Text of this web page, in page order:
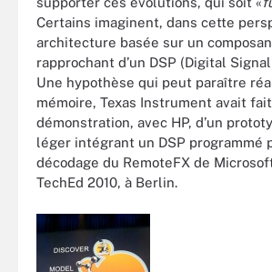
Certains imaginent, dans cette
architecture basée sur un
rapprochant d’un DSP (Digital
Une hypothèse qui peut paraître
mémoire, Texas Instrument avait
démonstration, avec HP, d’un
léger intégrant un DSP programmé
décodage du RemoteFX de
TechEd 2010, à Berlin.